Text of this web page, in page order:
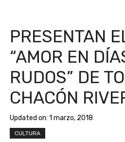
PRESENTAN
“AMOR EN
RUDOS” DE
CHACÓN
Updated on: 1 marzo, 2018
CULTURA